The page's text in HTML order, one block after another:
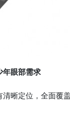
年眼部需求
定位，全面覆